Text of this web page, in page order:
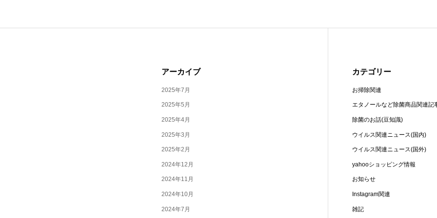
アーカイブ
2025年7月
2025年5月
2025年4月
2025年3月
2025年2月
2024年12月
2024年11月
2024年10月
2024年7月
カテゴリー
お掃除関連
エタノールなど除菌商品関連記
除菌のお話(豆知識)
ウイルス関連ニュース(国内)
ウイルス関連ニュース(国外)
yahooショッピング情報
お知らせ
Instagram関連
雑記